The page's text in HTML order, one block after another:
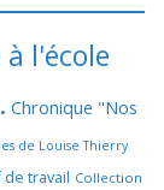
l'école
Chronique "Nos
de Louise Thierry
de travail Collection